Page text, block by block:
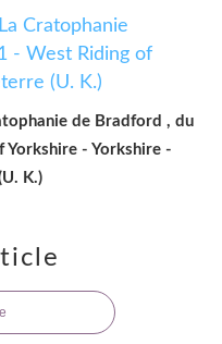
de Bradford , du
- Yorkshire -
K.)